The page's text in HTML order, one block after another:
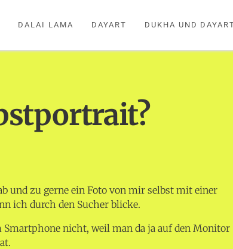
DALAI LAMA DAYART DUKHA UND
und zu gerne ein Foto von mir selbst mit einer
ich durch den Sucher blicke.
Smartphone nicht, weil man da ja auf den Monitor